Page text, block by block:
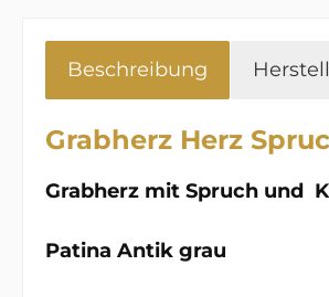
Beschreibung
Grabherz Herz
Grabherz mit Spruch und
Patina Antik grau